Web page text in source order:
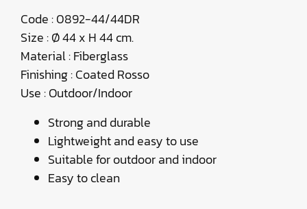
Code : 0892-44/44DR
Size : Ø 44 x H 44 cm.
Material : Fiberglass
Finishing : Coated Rosso
Use : Outdoor/Indoor
Strong and durable
Lightweight and easy to use
Suitable for outdoor and indoor
Easy to clean